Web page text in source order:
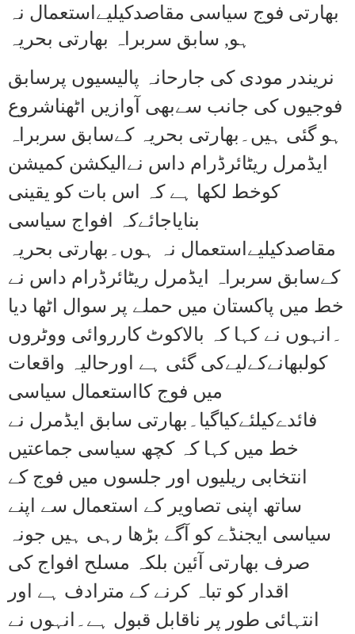
بھارتی فوج سیاسی مقاصدکیلیےاستعمال نہ
ہو, سابق سربراہ بھارتی بحریہ
نریندر مودی کی جارحانہ پالیسیوں پرسابق
فوجیوں کی جانب سےبھی آوازیں اٹھناشروع
ہو گئی ہیں۔بھارتی بحریہ کےسابق سربراہ
ایڈمرل ریٹائرڈرام داس نےالیکشن کمیشن
کوخط لکھا ہے کہ اس بات کو یقینی
بنایاجائےکہ افواج سیاسی
مقاصدکیلیےاستعمال نہ ہوں۔بھارتی بحریہ
کےسابق سربراہ ایڈمرل ریٹائرڈرام داس نے
خط میں پاکستان میں حملے پر سوال اٹھا دیا
۔انہوں نے کہا کہ بالاکوٹ کارروائی ووٹروں
کولبھانےکےلیےکی گئی ہے اورحالیہ واقعات
میں فوج کااستعمال سیاسی
فائدےکیلئےکیاگیا۔بھارتی سابق ایڈمرل نے
خط میں کہا کہ کچھ سیاسی جماعتیں
انتخابی ریلیوں اور جلسوں میں فوج کے
ساتھ اپنی تصاویر کے استعمال سے اپنے
سیاسی ایجنڈے کو آگے بڑھا رہی ہیں جونہ
صرف بھارتی آئین بلکہ مسلح افواج کی
اقدار کو تباہ کرنے کے مترادف ہے اور
انتہائی طور پر ناقابل قبول ہے۔انہوں نے